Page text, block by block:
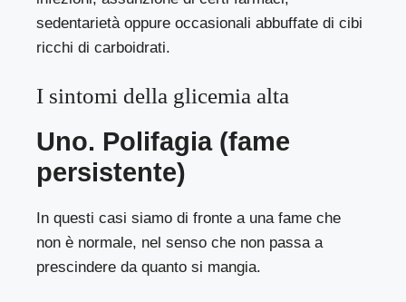
sedentarietà oppure occasionali abbuffate di cibi
ricchi di carboidrati.
I sintomi della glicemia alta
Uno. Polifagia (fame
persistente)
In questi casi siamo di fronte a una fame che
non è normale, nel senso che non passa a
prescindere da quanto si mangia.